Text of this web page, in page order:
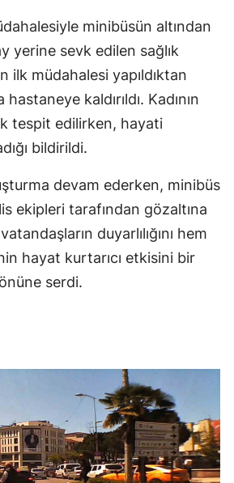
minibüsün altından
yerine sevk edilen sağlık
ilk müdahalesi yapıldıktan
kaldırıldı. Kadının
tespit edilirken, hayati
bildirildi.
devam ederken, minibüs
ekipleri tarafından gözaltına
duyarlılığını hem
hayat kurtarıcı etkisini bir
serdi.